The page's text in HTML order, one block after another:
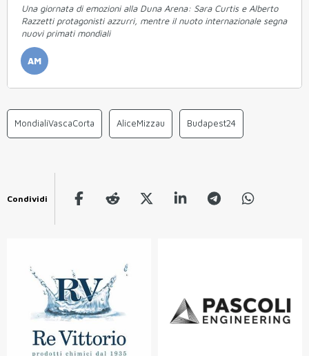
Una giornata di emozioni alla Duna Arena: Sara Curtis e Alberto
Razzetti protagonisti azzurri, mentre il nuoto internazionale segna
nuovi primati mondiali
AM
MondialiVascaCorta AliceMizzau Budapest24
Condividi